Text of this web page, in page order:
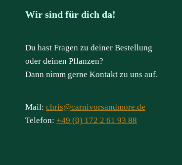
Wir sind für dich da!
Du hast Fragen zu deiner Bestellung
oder deinen Pflanzen?
Dann nimm gerne Kontakt zu uns auf.
Mail: chris@carnivorsandmore.de
Telefon: +49 (0) 172 2 61 93 88